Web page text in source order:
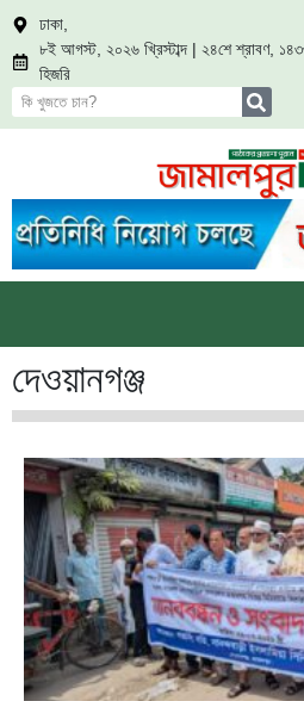
ঢাকা,
৮ই আগস্ট, ২০২৬ খ্রিস্টাব্দ | ২৪শে শ্রাবণ,
হিজরি
দেওয়ানগঞ্জ